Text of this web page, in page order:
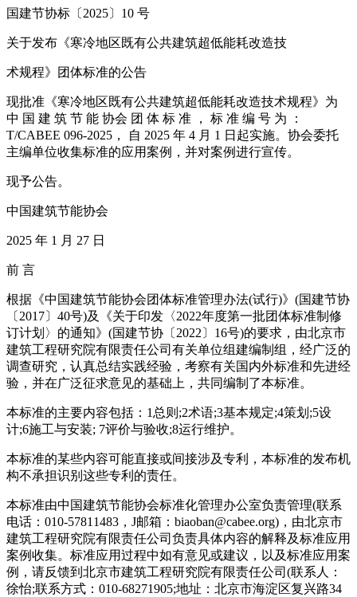
国建节协标〔2025〕10 号
关于发布《寒冷地区既有公共建筑超低能耗改造技
术规程》团体标准的公告
现批准《寒冷地区既有公共建筑超低能耗改造技术规程》为
中 国 建 筑 节 能 协会 团 体 标 准 ， 标 准 编 号 为 ：
T/CABEE 096-2025， 自 2025 年 4 月 1 日起实施。协会委托
主编单位收集标准的应用案例，并对案例进行宣传。
现予公告。
中国建筑节能协会
2025 年 1 月 27 日
前 言
根据《中国建筑节能协会团体标准管理办法(试行)》(国建节协
〔2017〕40号)及《关于印发〈2022年度第一批团体标准制修
订计划〉的通知》(国建节协〔2022〕16号)的要求，由北京市
建筑工程研究院有限责任公司有关单位组建编制组，经广泛的
调查研究，认真总结实践经验，考察有关国内外标准和先进经
验，并在广泛征求意见的基础上，共同编制了本标准。
本标准的主要内容包括：1总则;2术语;3基本规定;4策划;5设
计;6施工与安装; 7评价与验收;8运行维护。
本标准的某些内容可能直接或间接涉及专利，本标准的发布机
构不承担识别这些专利的责任。
本标准由中国建筑节能协会标准化管理办公室负责管理(联系
电话：010-57811483，J邮箱：biaoban@cabee.org)，由北京市
建筑工程研究院有限责任公司负责具体内容的解释及标准应用
案例收集。标准应用过程中如有意见或建议，以及标准应用案
例，请反馈到北京市建筑工程研究院有限责任公司(联系人：
徐怡;联系方式：010-68271905;地址：北京市海淀区复兴路34